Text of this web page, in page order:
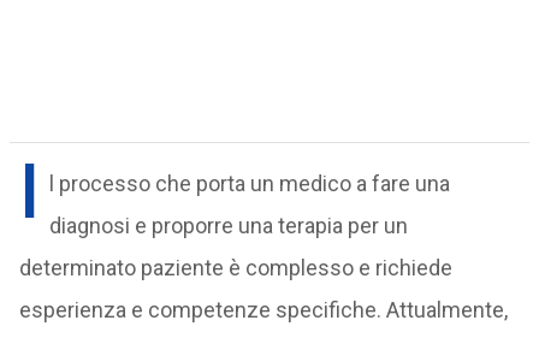
I
l processo che porta un medico a fare una
diagnosi e proporre una terapia per un
determinato paziente è complesso e richiede
esperienza e competenze specifiche. Attualmente,